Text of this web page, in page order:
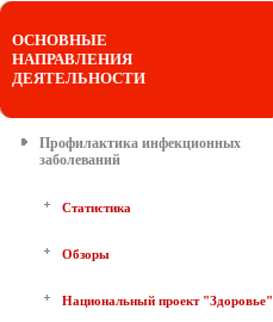
ОСНОВНЫЕ
НАПРАВЛЕНИЯ
ДЕЯТЕЛЬНОСТИ
Профилактика инфекционных
заболеваний
Статистика
Обзоры
Национальный проект "Здоровье"